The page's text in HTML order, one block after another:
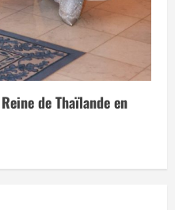
de Thaïlande en